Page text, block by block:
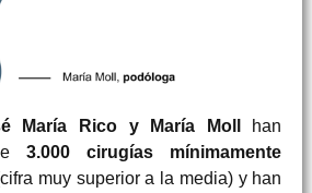
María Rico y María Moll
han
3.000 cirugías mínimamente
muy superior a la media) y han